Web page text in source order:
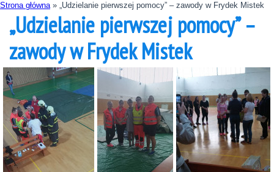
Strona główna» „Udzielanie pierwszej pomocy” – zawody w Frydek Mistek
„Udzielanie pierwszej pomocy” –
zawody w Frydek Mistek